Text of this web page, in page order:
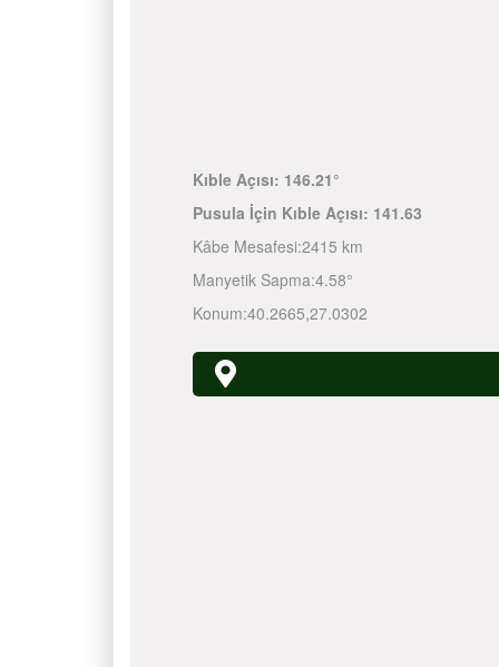
Kıble Açısı: 146.21°
Pusula İçin Kıble Açısı: 141.63
Kâbe Mesafesi:2415 km
Manyetik Sapma:4.58°
Konum:40.2665,27.0302